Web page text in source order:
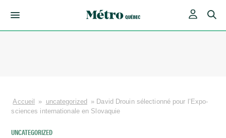
Accueil » uncategorized » David Drouin sélectionné pour l’Expo-
sciences internationale en Slovaquie
UNCATEGORIZED